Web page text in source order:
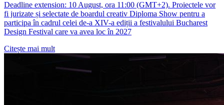
Deadline extension: 10 August, ora 11:00 (GMT+2). Proiectele vor
fi jurizate și selectate de boardul creativ Diploma Show pentru a
participa în cadrul celei de-a XIV-a ediții a festivalului Bucharest
Design Festival care va avea loc în 2027
Citește mai mult